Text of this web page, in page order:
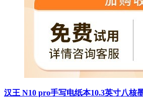
汉王 N10 pro手写电纸本10.3英寸八核